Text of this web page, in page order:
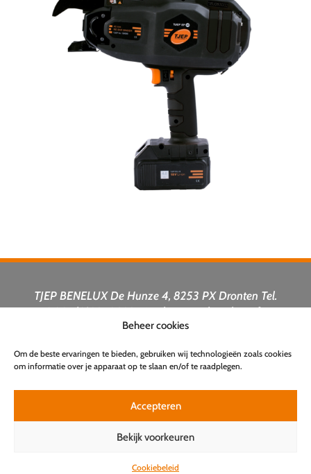
Beheer cookies
Om de beste ervaringen te bieden, gebruiken wij technologieën zoals cookies
om informatie over je apparaat op te slaan en/of te raadplegen.
Accepteren
Bekijk voorkeuren
Cookiebeleid
TJEP BENELUX De Hunze 4, 8253 PX Dronten Tel.
0031 (0)321 383356 sales@tjep-benelux.info
Powered By